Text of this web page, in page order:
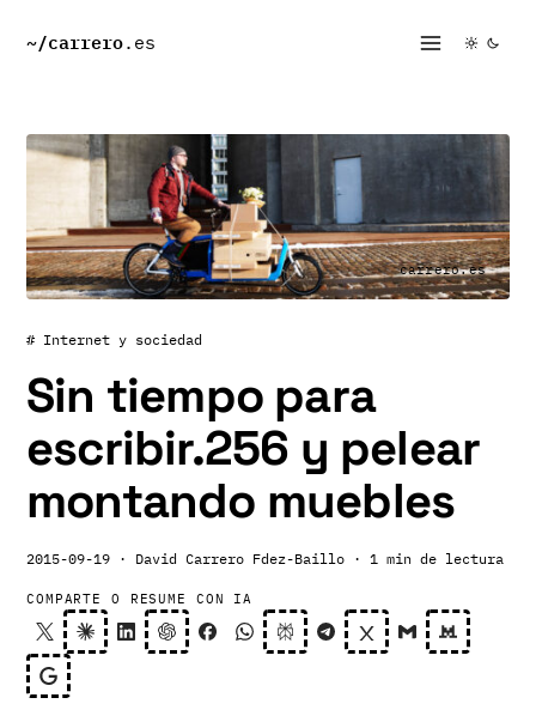
~/carrero.es
carrero.es
# Internet y sociedad
Sin tiempo para
escribir.256 y pelear
montando muebles
2015-09-19 · David Carrero Fdez-Baillo · 1 min de lectura
COMPARTE O RESUME CON IA